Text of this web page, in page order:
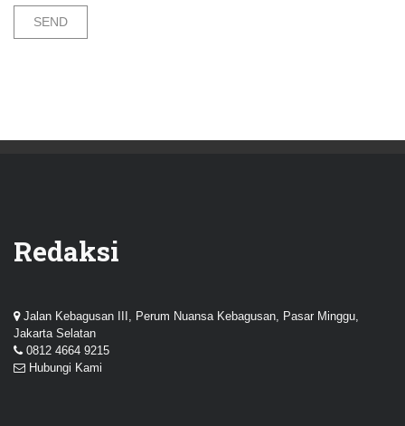
Redaksi
Jalan Kebagusan III, Perum Nuansa Kebagusan, Pasar Minggu,
Jakarta Selatan
0812 4664 9215
Hubungi Kami